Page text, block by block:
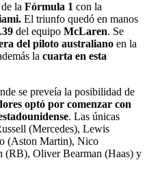
la Fórmula 1 con la
El triunfo quedó en manos
del equipo McLaren. Se
del piloto australiano en la
la cuarta en esta
se preveía la posibilidad de
optó por comenzar con
. Las únicas
(Mercedes), Lewis
(Aston Martin), Nico
(RB), Oliver Bearman (Haas) y